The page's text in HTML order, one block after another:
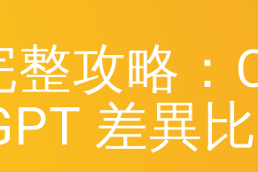
攻略
差異